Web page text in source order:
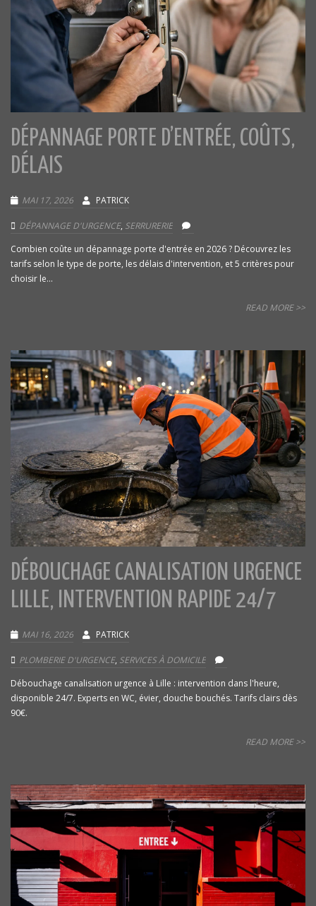
DÉPANNAGE PORTE D’ENTRÉE, COÛTS,
DÉLAIS
MAI 17, 2026 PATRICK
DÉPANNAGE D'URGENCE, SERRURERIE
Combien coûte un dépannage porte d'entrée en 2026 ? Découvrez les
tarifs selon le type de porte, les délais d'intervention, et 5 critères pour
choisir le...
READ MORE >>
DÉBOUCHAGE CANALISATION URGENCE
LILLE, INTERVENTION RAPIDE 24/7
MAI 16, 2026 PATRICK
PLOMBERIE D'URGENCE, SERVICES À DOMICILE
Débouchage canalisation urgence à Lille : intervention dans l'heure,
disponible 24/7. Experts en WC, évier, douche bouchés. Tarifs clairs dès
90€.
READ MORE >>